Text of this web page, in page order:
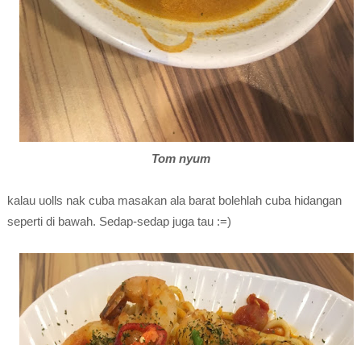
Tom nyum
kalau uolls nak cuba masakan ala barat bolehlah cuba hidangan
seperti di bawah. Sedap-sedap juga tau :=)